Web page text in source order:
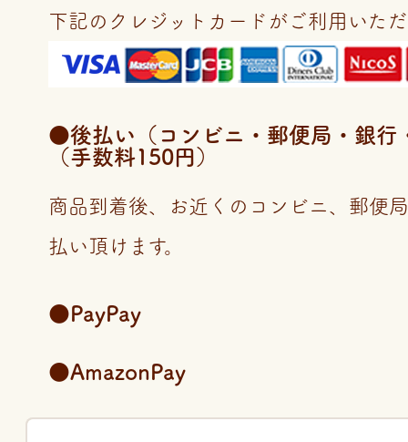
下記のクレジットカードがご利用いた
●後払い（コンビニ・郵便局・銀行
（手数料150円）
商品到着後、お近くのコンビニ、郵便
払い頂けます。
●PayPay
●AmazonPay